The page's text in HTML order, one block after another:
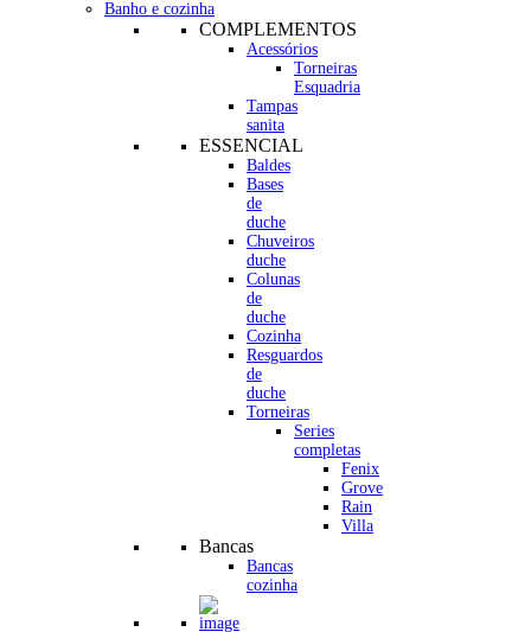
Banho e cozinha
COMPLEMENTOS
Acessórios
Torneiras
Esquadria
Tampas
sanita
ESSENCIAL
Baldes
Bases
de
duche
Chuveiros
duche
Colunas
de
duche
Cozinha
Resguardos
de
duche
Torneiras
Series
completas
Fenix
Grove
Rain
Villa
Bancas
Bancas
cozinha